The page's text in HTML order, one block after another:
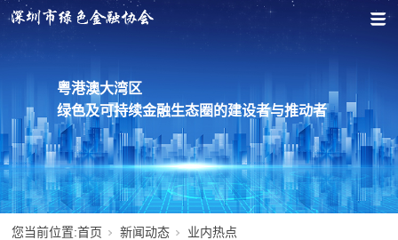
粤港澳大湾区
绿色及可持续金融生态圈的建设者与推动者
您当前位置:首页 新闻动态 业内热点